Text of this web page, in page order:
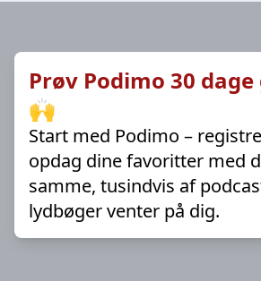
Prøv Podimo 30
🙌
Start med Podimo –
opdag dine favoritter med
samme, tusindvis af
lydbøger venter på dig.